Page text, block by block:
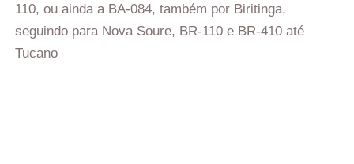
110, ou ainda a BA-084, também por Biritinga,
seguindo para Nova Soure, BR-110 e BR-410 até
Tucano